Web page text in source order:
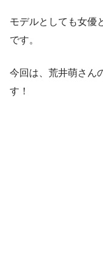
モデルとしても女優
です。
今回は、荒井萌さん
す！